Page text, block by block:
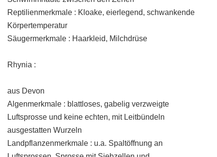
Reptilienmerkmale : Kloake, eierlegend, schwankende
Körpertemperatur
Säugermerkmale : Haarkleid, Milchdrüse
Rhynia :
aus Devon
Algenmerkmale : blattloses, gabelig verzweigte
Luftsprosse und keine echten, mit Leitbündeln
ausgestatten Wurzeln
Landpflanzenmerkmale : u.a. Spaltöffnung an